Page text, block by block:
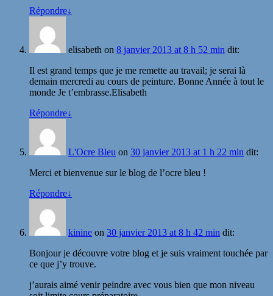
Répondre↓
elisabeth on 8 janvier 2013 at 8 h 52 min dit:
Il est grand temps que je me remette au travail; je serai là
demain mercredi au cours de peinture. Bonne Année à tout le
monde Je t’embrasse.Elisabeth
Répondre↓
L'Ocre Bleu on 30 janvier 2013 at 1 h 22 min dit:
Merci et bienvenue sur le blog de l’ocre bleu !
Répondre↓
kinine on 30 janvier 2013 at 8 h 42 min dit:
Bonjour je découvre votre blog et je suis vraiment touchée par
ce que j’y trouve.
j’aurais aimé venir peindre avec vous bien que mon niveau